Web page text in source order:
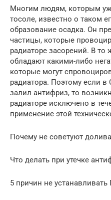
Многим людям, которым
тосоле, известно о таком
образование осадка. Он
частицы, которые
радиаторе засорений. В
обладают какими-либо
которые могут
радиатора. Поэтому если
залил антифриз, то
радиаторе исключено в
применение этой
Почему не советуют
Что делать при утечке
5 причин не устанавливать